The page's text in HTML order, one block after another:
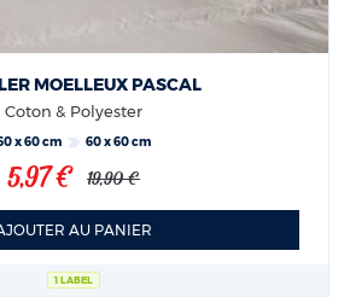
1 LABEL
MOELLEUX PASCAL
Coton & Polyester
x 60 cm 60 x 60 cm
5,97 € 19,90 €
AU PANIER